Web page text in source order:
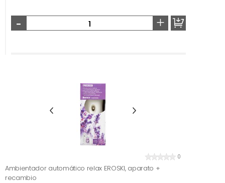
- +
0
Ambientador automático relax EROSKI, aparato +
recambio